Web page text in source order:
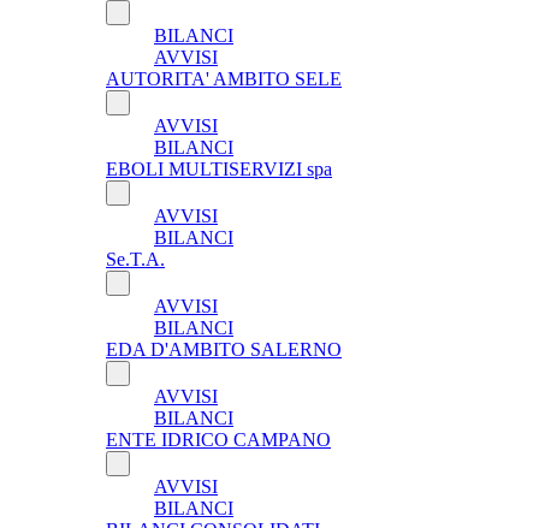
BILANCI
AVVISI
AUTORITA' AMBITO SELE
AVVISI
BILANCI
EBOLI MULTISERVIZI spa
AVVISI
BILANCI
Se.T.A.
AVVISI
BILANCI
EDA D'AMBITO SALERNO
AVVISI
BILANCI
ENTE IDRICO CAMPANO
AVVISI
BILANCI